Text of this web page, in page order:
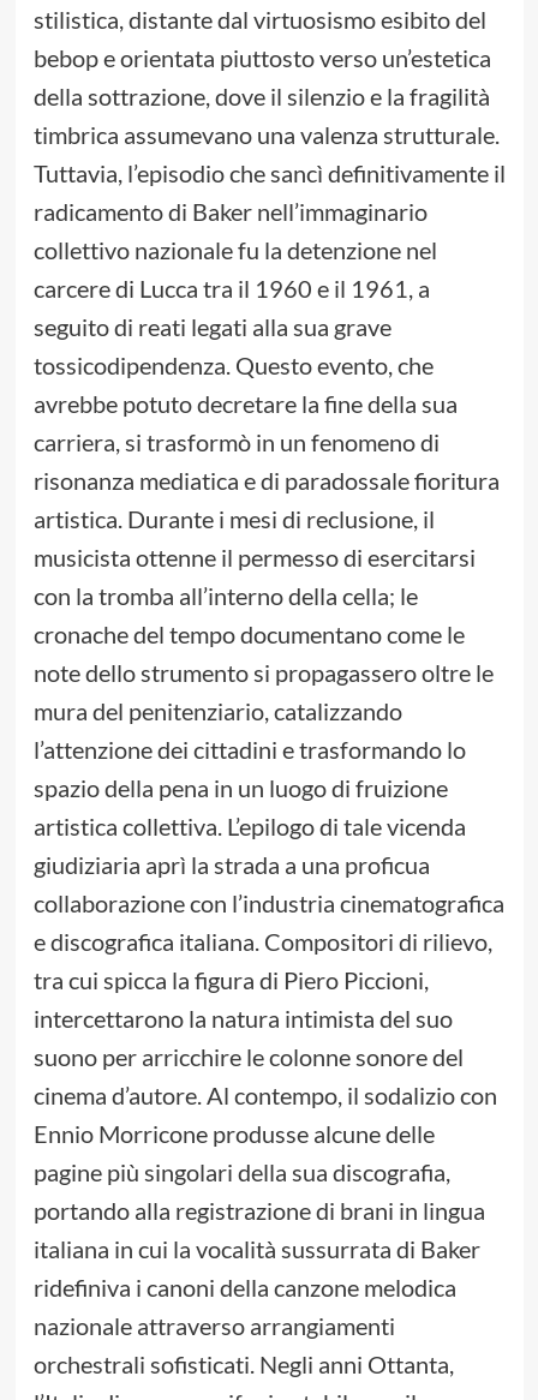
stilistica, distante dal virtuosismo esibito del
bebop e orientata piuttosto verso un’estetica
della sottrazione, dove il silenzio e la fragilità
timbrica assumevano una valenza strutturale.
Tuttavia, l’episodio che sancì definitivamente il
radicamento di Baker nell’immaginario
collettivo nazionale fu la detenzione nel
carcere di Lucca tra il 1960 e il 1961, a
seguito di reati legati alla sua grave
tossicodipendenza. Questo evento, che
avrebbe potuto decretare la fine della sua
carriera, si trasformò in un fenomeno di
risonanza mediatica e di paradossale fioritura
artistica. Durante i mesi di reclusione, il
musicista ottenne il permesso di esercitarsi
con la tromba all’interno della cella; le
cronache del tempo documentano come le
note dello strumento si propagassero oltre le
mura del penitenziario, catalizzando
l’attenzione dei cittadini e trasformando lo
spazio della pena in un luogo di fruizione
artistica collettiva. L’epilogo di tale vicenda
giudiziaria aprì la strada a una proficua
collaborazione con l’industria cinematografica
e discografica italiana. Compositori di rilievo,
tra cui spicca la figura di Piero Piccioni,
intercettarono la natura intimista del suo
suono per arricchire le colonne sonore del
cinema d’autore. Al contempo, il sodalizio con
Ennio Morricone produsse alcune delle
pagine più singolari della sua discografia,
portando alla registrazione di brani in lingua
italiana in cui la vocalità sussurrata di Baker
ridefiniva i canoni della canzone melodica
nazionale attraverso arrangiamenti
orchestrali sofisticati. Negli anni Ottanta,